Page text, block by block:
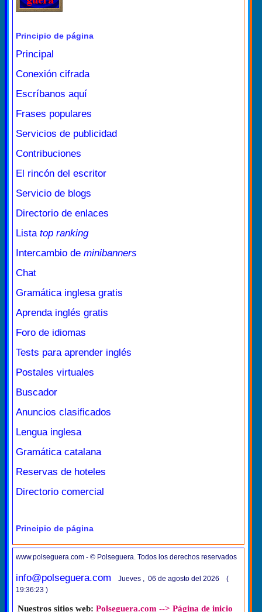
Principio de página
Principal
Conexión cifrada
Escríbanos aquí
Frases populares
Servicios de publicidad
Contribuciones
El rincón del escritor
Servicio de blogs
Directorio de enlaces
Lista top ranking
Intercambio de minibanners
Chat
Gramática inglesa gratis
Aprenda inglés gratis
Foro de idiomas
Tests para aprender inglés
Postales virtuales
Buscador
Anuncios clasificados
Lengua inglesa
Gramática catalana
Reservas de hoteles
Directorio comercial
Principio de página
www.polseguera.com - © Polseguera. Todos los derechos reservados
info@polseguera.com
Jueves , 06 de agosto del 2026 (
19:36:23 )
Nuestros sitios web: Polseguera.com --> Página de inicio